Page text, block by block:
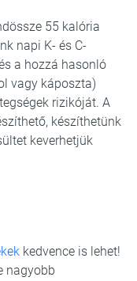
55 kalória
napi K- és C-
a hozzá hasonló
vagy káposzta)
rizikóját. A
készíthetünk
keverhetjük
kedvence is lehet!
nagyobb